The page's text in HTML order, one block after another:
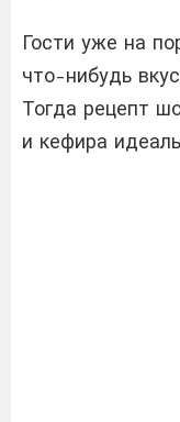
Гости уже на
что-нибудь
Тогда рецепт
и кефира